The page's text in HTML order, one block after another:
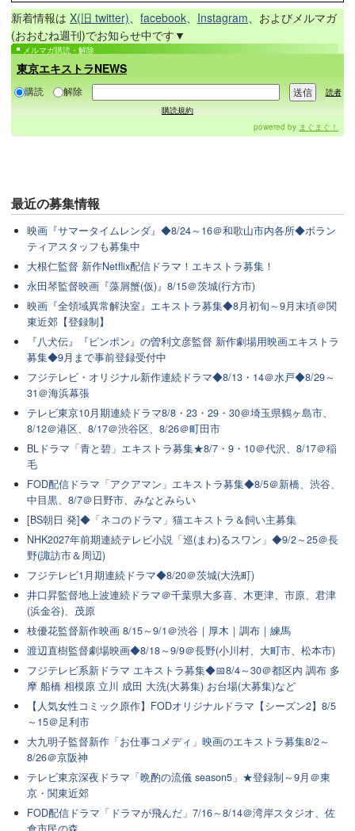
新着情報は X(旧 twitter) facebook Instagram 、およびメルマガ
(おおむね週刊)でお知らせ中です▼
メルマガ購読・解除
東京エキストラNEWS
購読 解除
読者
購読規約
powered by まぐまぐ！
最近の募集情報
映画『サマータイムレンダ』◆8/24～16＠和歌山市内各所◆ボラン
ティアスタッフも募集中
大根仁監督 新作Netflix配信ドラマ！エキストラ募集！
永田琴監督映画『藻屑蟹(仮)』8/15＠茨城(行方市)
映画『全領域異常解決室』エキストラ募集◆8月初旬～9月末頃＠関
東近郊【登録制】
『八犬伝』『ピンポン』の曽利文彦監督 新作劇場用映画エキストラ
募集◆9月まで事前登録受付中
フジテレビ・オリジナル新作連続ドラマ◆8/13・14＠水戸◆8/29～
31＠海浜幕張
テレビ東京10月期連続ドラマ8/8・23・29・30＠埼玉県鶴ヶ島市、
8/12＠港区、8/17＠渋谷区、8/26＠町田市
BLドラマ「青と碧」エキストラ募集★8/7・9・10＠代沢、8/17＠稲
毛
FOD配信ドラマ「アクアマン」エキストラ募集◆8/5＠新橋、渋谷、
中目黒、8/7＠日野市、みなとみらい
[BS朝日 発]◆「ネコのドラマ」猫エキストラ＆飼い主募集
NHK2027年前期連続テレビ小説「巡(まわ)るスワン」◆9/2～25＠長
野(諏訪市＆周辺)
フジテレビ1月期連続ドラマ◆8/20＠茨城(大洗町)
井口昇監督地上波連続ドラマ＠千葉県大多喜、木更津、市原、君津
(浜金谷)、茂原
枝優花監督新作映画 8/15～9/1＠渋谷｜厚木｜調布｜練馬
渡辺直樹監督劇場映画◆8/18～9/9＠長野(小川村、大町市、松本市)
フジテレビ系新ドラマ エキストラ募集◆📅8/4～30＠都区内 調布 多
摩 船橋 相模原 立川 成田 大洗(大募集) お台場(大募集)など
【人気女性コミック原作】FODオリジナルドラマ【シーズン2】8/5
～15＠足利市
大九明子監督新作「お仕事コメディ」映画のエキストラ募集8/2～
8/26＠京阪神
テレビ東京深夜ドラマ「晩酌の流儀 season5」★登録制～9月＠東
京・関東近郊
FOD配信ドラマ「ドラマが飛んだ」7/16～8/14＠湾岸スタジオ、佐